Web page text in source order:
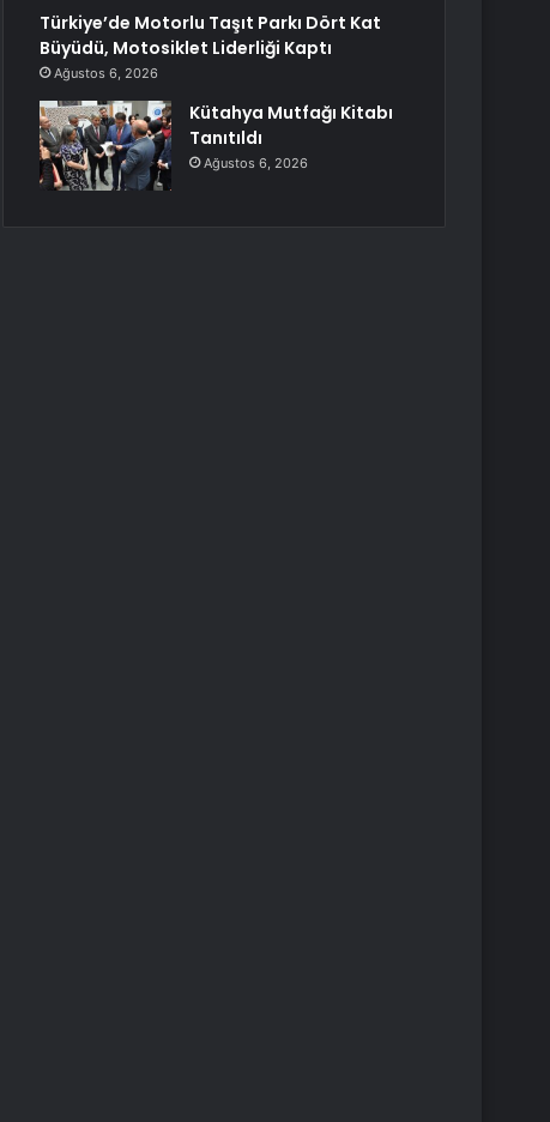
Türkiye’de Motorlu Taşıt Parkı Dört Kat
Büyüdü, Motosiklet Liderliği Kaptı
Ağustos 6, 2026
Kütahya Mutfağı Kitabı
Tanıtıldı
Ağustos 6, 2026